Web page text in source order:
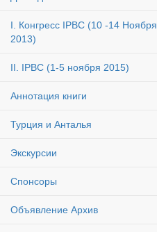
I. Конгресс IPBC (10 -14 Ноября
2013)
II. IPBC (1-5 ноября 2015)
Аннотация книги
Турция и Анталья
Экскурсии
Спонсоры
Объявление Архив